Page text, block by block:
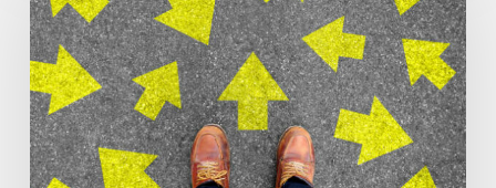
pour…
André
B.